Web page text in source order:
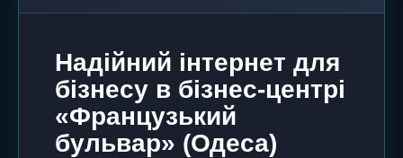
Надійний інтернет для
бізнесу в бізнес-центрі
«Французький
бульвар» (Одеса)